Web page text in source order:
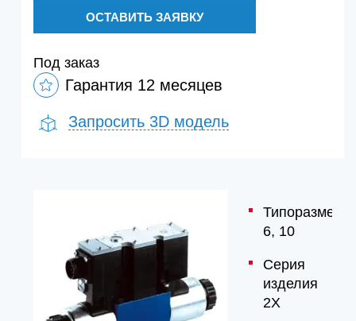
ОСТАВИТЬ ЗАЯВКУ
Под заказ
Гарантия 12 месяцев
Запросить 3D модель
Типоразмер
6, 10
Серия
изделия
2X